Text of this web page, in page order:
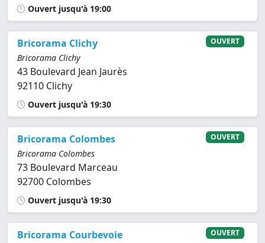
Ouvert jusqu'à 19:00
Bricorama Clichy
Bricorama Clichy
43 Boulevard Jean Jaurès
92110 Clichy
OUVERT
Ouvert jusqu'à 19:30
Bricorama Colombes
Bricorama Colombes
73 Boulevard Marceau
92700 Colombes
OUVERT
Ouvert jusqu'à 19:30
Bricorama Courbevoie OUVERT